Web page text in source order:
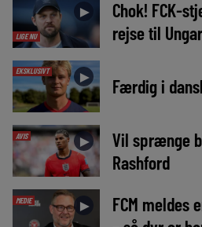
LIGE NU
►
Chok! FCK-
rejse til
EKSKLUSIVT ► Færdig i
AVIS ►
Vil sprænge
Rashford
MEDIE ►
FCM meldes